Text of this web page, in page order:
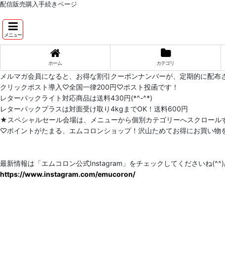
配信販売購入手続きページ
メニュー
ホーム カテゴリ
メルマガ会員になると、お得な割引クーポンナンバーが、定期的に配
クリックポスト導入♡全国一律200円♡ポスト投函です！
レターパックライト対応商品は送料430円(*^-^*)
レターパックプラスは対面受け取り4kgまでOK！送料600円
★スペシャルセール会場は、メニューから個別カテゴリーへスクロー
♡ポイントがたまる、エムコロンショップ！沢山ためてお得にお買い
最新情報は「エムコロン公式Instagram」をチェックしてくださいね
https://www.instagram.com/emucoron/